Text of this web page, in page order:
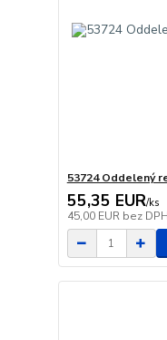
53724 Oddelený
55,35 EUR/ks
45,00 EUR bez DPH